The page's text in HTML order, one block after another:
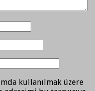
kullanılmak üzere